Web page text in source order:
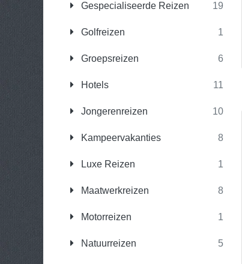
Gespecialiseerde Reizen 19
Golfreizen 1
Groepsreizen 6
Hotels 11
Jongerenreizen 10
Kampeervakanties 8
Luxe Reizen 1
Maatwerkreizen 8
Motorreizen 1
Natuurreizen 5